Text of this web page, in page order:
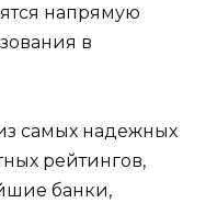
напрямую
в
самых надежных
рейтингов,
банки,